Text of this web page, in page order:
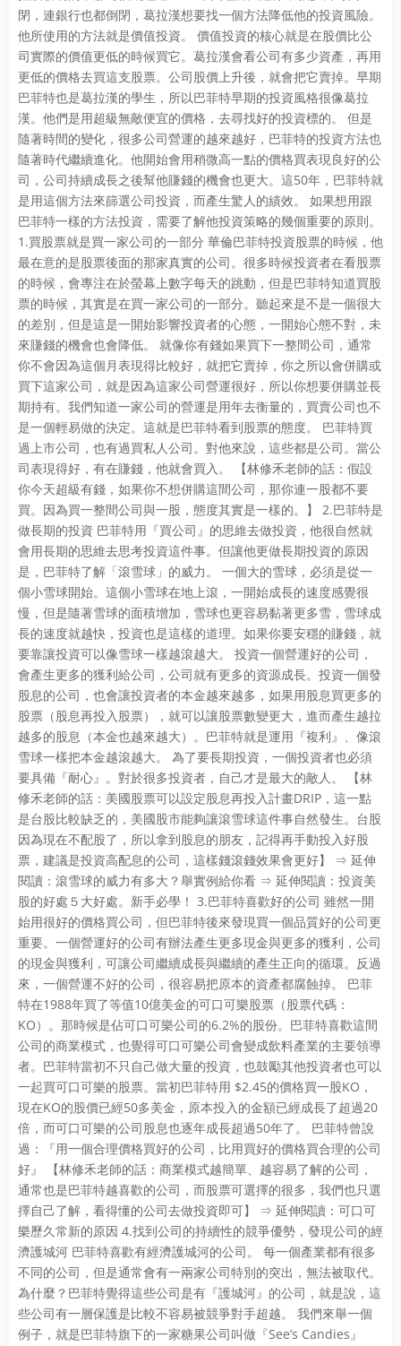
閉，連銀行也都倒閉，葛拉漢想要找一個方法降低他的投資風險。
他所使用的方法就是價值投資。 價值投資的核心就是在股價比公
司實際的價值更低的時候買它。葛拉漢會看公司有多少資產，再用
更低的價格去買這支股票。公司股價上升後，就會把它賣掉。早期
巴菲特也是葛拉漢的學生，所以巴菲特早期的投資風格很像葛拉
漢。他們是用超級無敵便宜的價格，去尋找好的投資標的。 但是
隨著時間的變化，很多公司營運的越來越好，巴菲特的投資方法也
隨著時代繼續進化。他開始會用稍微高一點的價格買表現良好的公
司，公司持續成長之後幫他賺錢的機會也更大。這50年，巴菲特就
是用這個方法來篩選公司投資，而產生驚人的績效。 如果想用跟
巴菲特一樣的方法投資，需要了解他投資策略的幾個重要的原則。
1.買股票就是買一家公司的一部分 華倫巴菲特投資股票的時候，他
最在意的是股票後面的那家真實的公司。很多時候投資者在看股票
的時候，會專注在於螢幕上數字每天的跳動，但是巴菲特知道買股
票的時候，其實是在買一家公司的一部分。聽起來是不是一個很大
的差別，但是這是一開始影響投資者的心態，一開始心態不對，未
來賺錢的機會也會降低。 就像你有錢如果買下一整間公司，通常
你不會因為這個月表現得比較好，就把它賣掉，你之所以會併購或
買下這家公司，就是因為這家公司營運很好，所以你想要併購並長
期持有。我們知道一家公司的營運是用年去衡量的，買賣公司也不
是一個輕易做的決定。這就是巴菲特看到股票的態度。 巴菲特買
過上市公司，也有過買私人公司。對他來說，這些都是公司。當公
司表現得好，有在賺錢，他就會買入。 【林修禾老師的話：假設
你今天超級有錢，如果你不想併購這間公司，那你連一股都不要
買。因為買一整間公司與一股，態度其實是一樣的。】 2.巴菲特是
做長期的投資 巴菲特用『買公司』的思維去做投資，他很自然就
會用長期的思維去思考投資這件事。但讓他更做長期投資的原因
是，巴菲特了解「滾雪球」的威力。 一個大的雪球，必須是從一
個小雪球開始。這個小雪球在地上滾，一開始成長的速度感覺很
慢，但是隨著雪球的面積增加，雪球也更容易黏著更多雪，雪球成
長的速度就越快，投資也是這樣的道理。如果你要安穩的賺錢，就
要靠讓投資可以像雪球一樣越滾越大。 投資一個營運好的公司，
會產生更多的獲利給公司，公司就有更多的資源成長。投資一個發
股息的公司，也會讓投資者的本金越來越多，如果用股息買更多的
股票（股息再投入股票），就可以讓股票數變更大，進而產生越拉
越多的股息（本金也越來越大）。巴菲特就是運用『複利』、像滾
雪球一樣把本金越滾越大。 為了要長期投資，一個投資者也必須
要具備『耐心』。對於很多投資者，自己才是最大的敵人。 【林
修禾老師的話：美國股票可以設定股息再投入計畫DRIP，這一點
是台股比較缺乏的，美國股市能夠讓滾雪球這件事自然發生。台股
因為現在不配股了，所以拿到股息的朋友，記得再手動投入好股
票，建議是投資高配息的公司，這樣錢滾錢效果會更好】 ⇒ 延伸
閱讀：滾雪球的威力有多大？舉實例給你看 ⇒ 延伸閱讀：投資美
股的好處５大好處。新手必學！ 3.巴菲特喜歡好的公司 雖然一開
始用很好的價格買公司，但巴菲特後來發現買一個品質好的公司更
重要。一個營運好的公司有辦法產生更多現金與更多的獲利，公司
的現金與獲利，可讓公司繼續成長與繼續的產生正向的循環。反過
來，一個營運不好的公司，很容易把原本的資產都腐蝕掉。 巴菲
特在1988年買了等值10億美金的可口可樂股票（股票代碼：
KO）。那時候是佔可口可樂公司的6.2%的股份。巴菲特喜歡這間
公司的商業模式，也覺得可口可樂公司會變成飲料產業的主要領導
者。巴菲特當初不只自己做大量的投資，也鼓勵其他投資者也可以
一起買可口可樂的股票。當初巴菲特用 $2.45的價格買一股KO，
現在KO的股價已經50多美金，原本投入的金額已經成長了超過20
倍，而可口可樂的公司股息也逐年成長超過50年了。 巴菲特曾說
過：『用一個合理價格買好的公司，比用買好的價格買合理的公司
好』 【林修禾老師的話：商業模式越簡單、越容易了解的公司，
通常也是巴菲特越喜歡的公司，而股票可選擇的很多，我們也只選
擇自己了解，看得懂的公司去做投資即可】 ⇒ 延伸閱讀：可口可
樂歷久常新的原因 4.找到公司的持續性的競爭優勢，發現公司的經
濟護城河 巴菲特喜歡有經濟護城河的公司。 每一個產業都有很多
不同的公司，但是通常會有一兩家公司特別的突出，無法被取代。
為什麼？巴菲特覺得這些公司是有『護城河』的公司，就是說，這
些公司有一層保護是比較不容易被競爭對手超越。 我們來舉一個
例子，就是巴菲特旗下的一家糖果公司叫做『See’s Candies』